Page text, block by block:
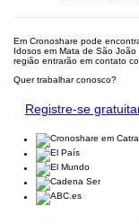
Em Cronoshare pode
Idosos em Mata de São
região entrarão em contato
Quer trabalhar conosco?
Registre-se